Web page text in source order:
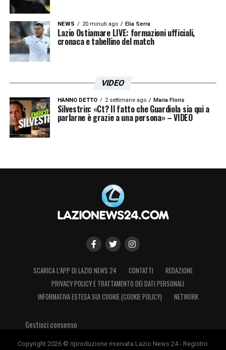
NEWS 20 minuti ago Elia Serra
Lazio Ostiamare LIVE: formazioni ufficiali,
cronaca e tabellino del match
VIDEO
HANNO DETTO 2 settimane ago Maria Floris
Silvestrin: «Ct? Il fatto che Guardiola sia qui a
parlarne è grazie a una persona» – VIDEO
SCARICA L’APP DI LAZIO NEWS 24 CONTATTI
REDAZIONE
PRIVACY POLICY E TRATTAMENTO DEI DATI PERSONALI
INFORMATIVA ESTESA SUI COOKIE (COOKIE POLICY)
NETWORK
Gestisci consenso
Copyright 2026 © riproduzione riservata Lazio News 24 - Registro